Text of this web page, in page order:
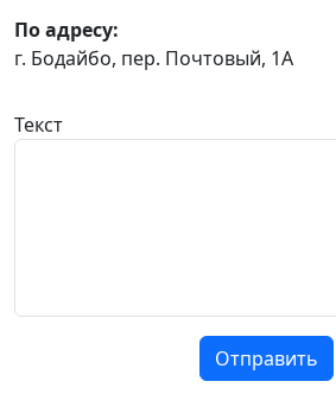
По адресу:
г. Бодайбо, пер. Почтовый, 1А
Текст
Отправить